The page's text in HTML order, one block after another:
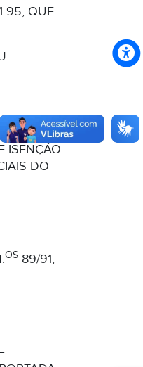
QUE
ISENÇÃO
DO
OS 89/91,